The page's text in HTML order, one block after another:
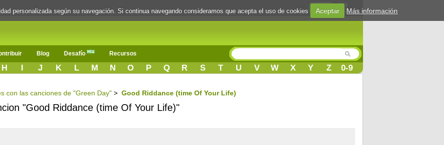
Login
Blog Desafío Recursos
H I J K L M N O P Q R S T U V W X Y Z 0-9
con las canciones de "Green Day" > Good Riddance (time Of Your Life)
"Good Riddance (time Of Your Life)"
personalizada según su navegación. Si continua navegando consideramos que acepta el uso de cookies Aceptar Más información